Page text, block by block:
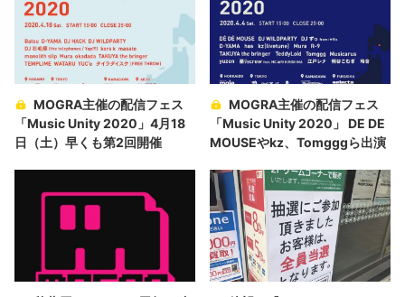
MOGRA主催の配信フェス
「Music Unity 2020」4月18
日（土）早くも第2回開催
MOGRA主催の配信フェス
「Music Unity 2020」 DE DE
MOUSEやkz、Tomgggら出演